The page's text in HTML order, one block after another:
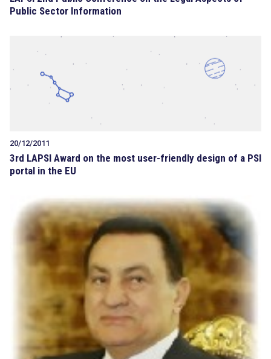
Public Sector Information
20/12/2011
3rd LAPSI Award on the most user-friendly design of a PSI
portal in the EU